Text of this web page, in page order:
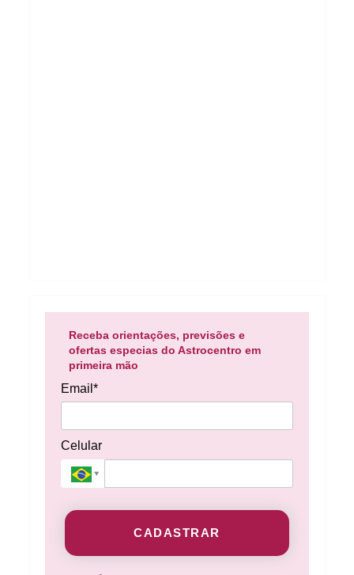
Receba orientações, previsões e
ofertas especias do Astrocentro em
primeira mão
Email*
Celular
CADASTRAR